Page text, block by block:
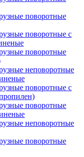
поворотные
поворотные с
поворотные
неповоротные
поворотные с
поворотные
неповоротные
поворотные